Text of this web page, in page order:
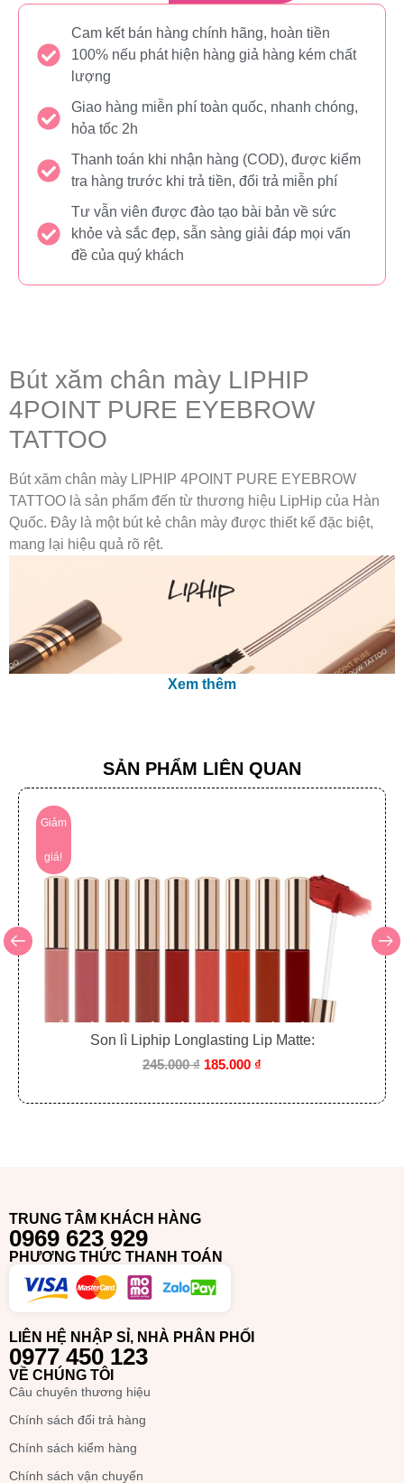
Cam kết bán hàng chính hãng, hoàn tiền
100% nếu phát hiện hàng giả hàng kém chất
lượng
Giao hàng miễn phí toàn quốc, nhanh chóng,
hỏa tốc 2h
Thanh toán khi nhận hàng (COD), được kiểm
tra hàng trước khi trả tiền, đổi trả miễn phí
Tư vẫn viên được đào tạo bài bản về sức
khỏe và sắc đẹp, sẫn sàng giải đáp mọi vấn
đề của quý khách
Bút xăm chân mày LIPHIP
4POINT PURE EYEBROW
TATTOO
Bút xăm chân mày LIPHIP 4POINT PURE EYEBROW
TATTOO là sản phẩm đến từ thương hiệu LipHip của Hàn
Quốc. Đây là một bút kẻ chân mày được thiết kế đặc biệt,
mang lại hiệu quả rõ rệt.
Thiết kế thông minh và hiệu quả bền lâu
Bút kẻ chân mày LipHip 4Point Pure Eyebrow Tattoo Pen có
mày sắc nét từng sợi, mang đến vẻ tự nhiên và sống động.
Đặc biệt, sản phẩm này rất phù hợp cho những ai có lông
mày nhạt và thưa.
Xem thêm
SẢN PHẨM LIÊN QUAN
Giảm
giá!
Son lì Liphip Longlasting Lip Matte:
245.000₫ 185.000 ₫
TRUNG TÂM KHÁCH HÀNG
0969 623 929
PHƯƠNG THỨC THANH TOÁN
LIÊN HỆ NHẬP SỈ, NHÀ PHÂN PHỐI
0977 450 123
VỀ CHÚNG TÔI
Câu chuyên thương hiệu
Chính sách đổi trả hàng
Chính sách kiểm hàng
Chính sách vận chuyển